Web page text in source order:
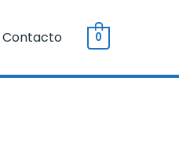
Contacto 0